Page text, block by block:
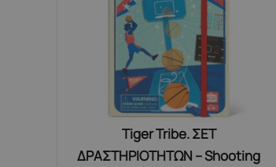
Tiger Tribe. ΣΕΤ
ΔΡΑΣΤΗΡΙΟΤΗΤΩΝ – Shooting